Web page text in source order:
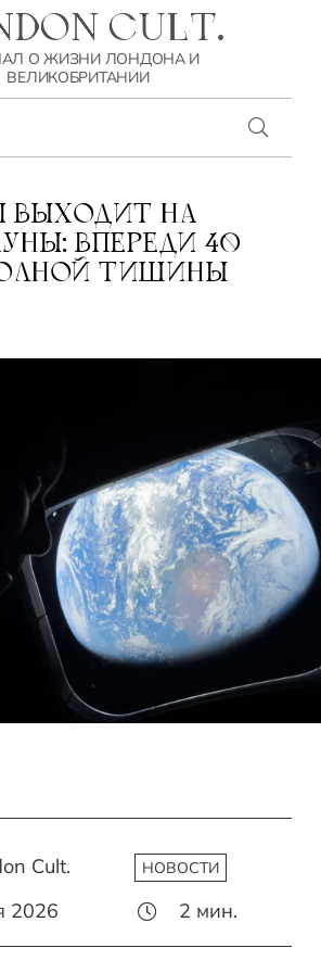
CULT.
О ЖИЗНИ ЛОНДОНА И
ВЕЛИКОБРИТАНИИ
ВПЕРЕДИ 40
ТИШИНЫ
Cult. НОВОСТИ
2026 2 мин.